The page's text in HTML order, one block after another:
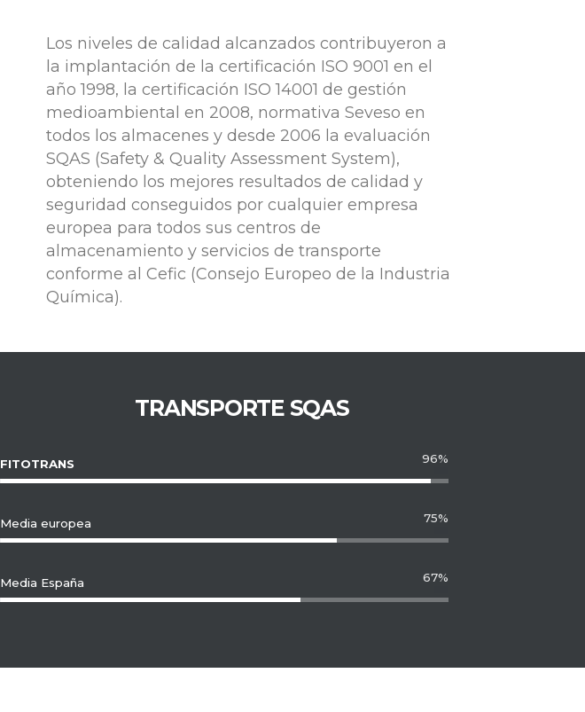
Los niveles de calidad alcanzados contribuyeron a
la implantación de la certificación ISO 9001 en el
año 1998, la certificación ISO 14001 de gestión
medioambiental en 2008, normativa Seveso en
todos los almacenes y desde 2006 la evaluación
SQAS (Safety & Quality Assessment System),
obteniendo los mejores resultados de calidad y
seguridad conseguidos por cualquier empresa
europea para todos sus centros de
almacenamiento y servicios de transporte
conforme al Cefic (Consejo Europeo de la Industria
Química).
TRANSPORTE SQAS
FITOTRANS 96%
Media europea 75%
Media España 67%